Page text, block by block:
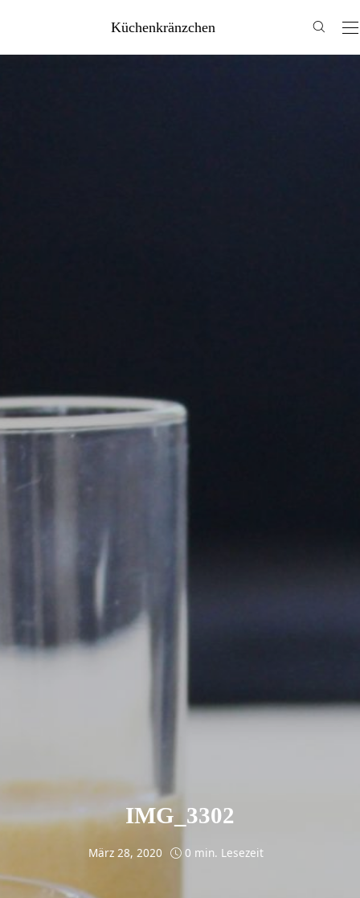
Küchenkränzchen
IMG_3302
März 28, 2020 0 min. Lesezeit